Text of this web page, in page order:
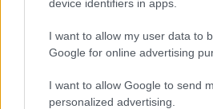
device identifiers in apps.
I want to allow my user data to
Google for online advertising
I want to allow Google to send
personalized advertising.